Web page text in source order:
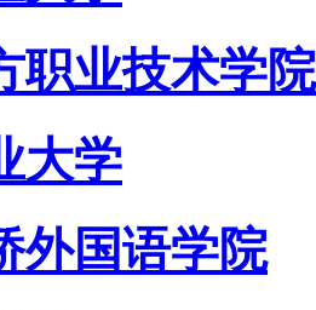
职业技术学院
大学
外国语学院